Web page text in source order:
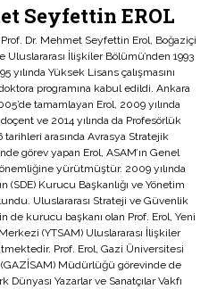
Seyfettin EROL
Dr. Mehmet Seyfettin Erol, Boğaziçi
İlişkiler Bölümü’nden 1993
yılında Yüksek Lisans çalışmasını
programına kabul edildi. Ankara
tamamlayan Erol, 2009 yılında
ve 2014 yılında da Profesörlük
tarihleri arasında Avrasya Stratejik
görev yapan Erol, ASAM’ın Genel
yürütmüştür. 2009 yılında
(SDE) Kurucu Başkanlığı ve Yönetim
Uluslararası Strateji ve Güvenlik
de kurucu başkanı olan Prof. Erol, Yeni
(YTSAM) Uluslararası İlişkiler
Prof. Erol, Gazi Üniversitesi
Müdürlüğü görevinde de
Yazarlar ve Sanatçılar Vakfı